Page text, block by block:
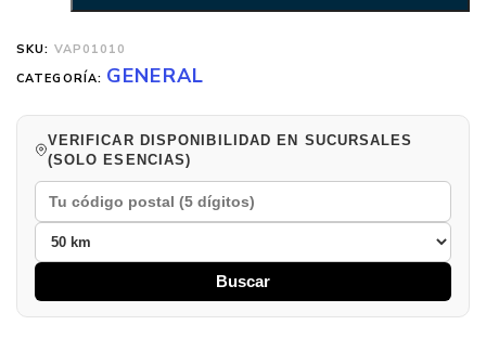
SKU: VAP01010
CATEGORÍA: GENERAL
VERIFICAR DISPONIBILIDAD EN SUCURSALES
(SOLO ESENCIAS)
Buscar